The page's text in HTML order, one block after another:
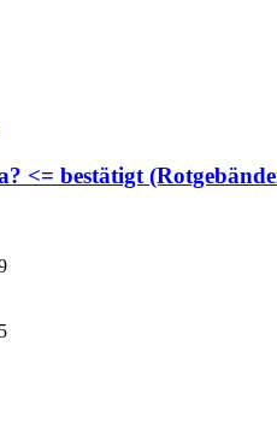
<= bestätigt